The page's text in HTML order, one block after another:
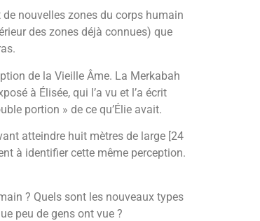
nouvelles zones du corps humain
des zones déjà connues) que
de la Vieille Âme. La Merkabah
à Élisée, qui l’a vu et l’a écrit
portion » de ce qu’Élie avait.
atteindre huit mètres de large [24
à identifier cette même perception.
? Quels sont les nouveaux types
peu de gens ont vue ?